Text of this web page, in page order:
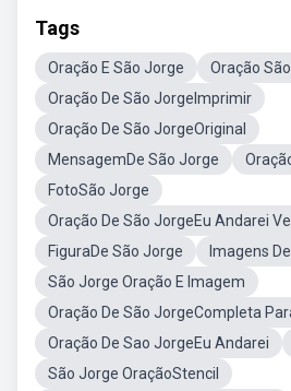
Tags
Oração E São Jorge
Oração
Oração De São JorgeImprimir
Oração De São JorgeOriginal
MensagemDe São Jorge
FotoSão Jorge
Oração De São JorgeEu Andarei
FiguraDe São Jorge
Imagens
São Jorge Oração E Imagem
Oração De São JorgeCompleta
Oração De Sao JorgeEu Andarei
São Jorge OraçãoStencil